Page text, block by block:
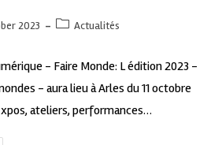
2023 Actualités
- Faire Monde: L édition 2023 -
- aura lieu à Arles du 11 octobre
ateliers, performances…